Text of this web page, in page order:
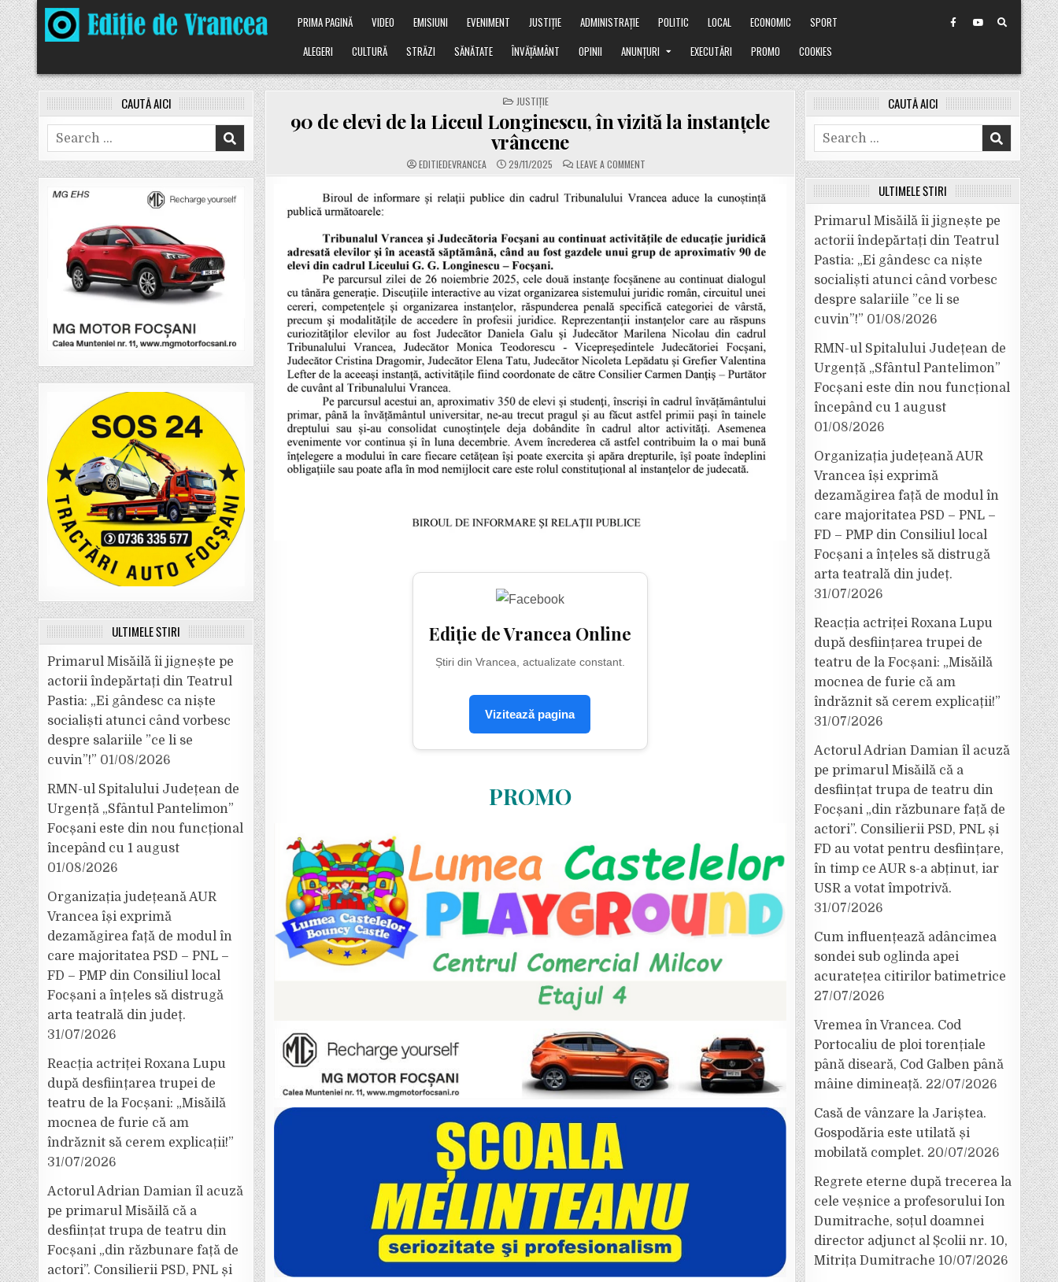
Skip
to
content
PRIMA PAGINĂ VIDEO EMISIUNI EVENIMENT JUSTIȚIE ADMINISTRAȚIE POLITIC LOCAL ECONOMIC
SPORT
ALEGERI
CULTURĂ STRĂZI SĂNĂTATE ÎNVĂȚĂMÂNT OPINII ANUNȚURI EXECUTĂRI PROMO COOKIES
POSTED
IN
JUSTIȚIE
90 de elevi de la Liceul Longinescu, în vizită la instanțele
vrâncene
EDITIEDEVRANCEA 29/11/2025 LEAVE A COMMENTON
90
DE
ÎN
VIZITĂ
LA
VRÂNCENE
Ediție de Vrancea Online
Știri din Vrancea, actualizate constant.
Vizitează pagina
PROMO
CAUTĂ AICI
Search
for:
ULTIMELE ȘTIRI
Primarul Misăilă îi jignește pe
actorii îndepărtați din Teatrul
Pastia: „Ei gândesc ca niște
socialiști atunci când vorbesc
despre salariile ”ce li se
cuvin”!” 01/08/2026
RMN-ul Spitalului Județean de
Urgență „Sfântul Pantelimon”
Focșani este din nou funcțional
începând cu 1 august
01/08/2026
Organizația județeană AUR
Vrancea își exprimă
dezamăgirea față de modul în
care majoritatea PSD – PNL –
FD – PMP din Consiliul local
Focșani a înțeles să distrugă
arta teatrală din județ.
31/07/2026
Reacția actriței Roxana Lupu
după desființarea trupei de
teatru de la Focșani: „Misăilă
mocnea de furie că am
îndrăznit să cerem explicații!”
31/07/2026
Actorul Adrian Damian îl acuză
pe primarul Misăilă că a
desființat trupa de teatru din
Focșani „din răzbunare față de
actori”. Consilierii PSD, PNL și
CAUTĂ AICI
Search
for:
ULTIMELE ȘTIRI
Primarul Misăilă îi jignește pe
actorii îndepărtați din Teatrul
Pastia: „Ei gândesc ca niște
socialiști atunci când vorbesc
despre salariile ”ce li se
cuvin”!” 01/08/2026
RMN-ul Spitalului Județean de
Urgență „Sfântul Pantelimon”
Focșani este din nou funcțional
începând cu 1 august
01/08/2026
Organizația județeană AUR
Vrancea își exprimă
dezamăgirea față de modul în
care majoritatea PSD – PNL –
FD – PMP din Consiliul local
Focșani a înțeles să distrugă
arta teatrală din județ.
31/07/2026
Reacția actriței Roxana Lupu
după desființarea trupei de
teatru de la Focșani: „Misăilă
mocnea de furie că am
îndrăznit să cerem explicații!”
31/07/2026
Actorul Adrian Damian îl acuză
pe primarul Misăilă că a
desființat trupa de teatru din
Focșani „din răzbunare față de
actori”. Consilierii PSD, PNL și
FD au votat pentru desființare,
în timp ce AUR s-a abținut, iar
USR a votat împotrivă.
31/07/2026
Cum influențează adâncimea
sondei sub oglinda apei
acuratețea citirilor batimetrice
27/07/2026
Vremea în Vrancea. Cod
Portocaliu de ploi torențiale
până diseară, Cod Galben până
mâine dimineață. 22/07/2026
Casă de vânzare la Jariștea.
Gospodăria este utilată și
mobilată complet. 20/07/2026
Regrete eterne după trecerea la
cele veșnice a profesorului Ion
Dumitrache, soțul doamnei
director adjunct al Școlii nr. 10,
Mitrița Dumitrache 10/07/2026